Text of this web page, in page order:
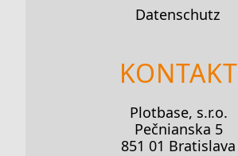
Datenschutz
KONTAKT
Plotbase, s.r.o.
Pečnianska 5
851 01 Bratislava